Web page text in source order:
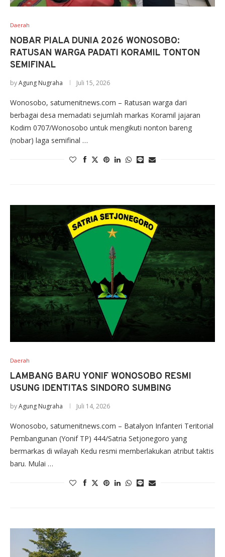
Daerah
NOBAR PIALA DUNIA 2026 WONOSOBO:
RATUSAN WARGA PADATI KORAMIL TONTON
SEMIFINAL
byAgung Nugraha Juli 15, 2026
Wonosobo, satumenitnews.com – Ratusan warga dari
berbagai desa memadati sejumlah markas Koramil jajaran
Kodim 0707/Wonosobo untuk mengikuti nonton bareng
(nobar) laga semifinal …
Daerah
LAMBANG BARU YONIF WONOSOBO RESMI
USUNG IDENTITAS SINDORO SUMBING
byAgung Nugraha Juli 14, 2026
Wonosobo, satumenitnews.com – Batalyon Infanteri Teritorial
Pembangunan (Yonif TP) 444/Satria Setjonegoro yang
bermarkas di wilayah Kedu resmi memberlakukan atribut taktis
baru. Mulai …